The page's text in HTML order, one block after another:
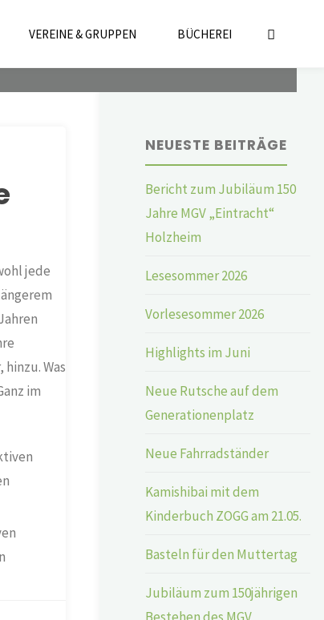
VEREINE & GRUPPEN BÜCHEREI
jede
Was
im
NEUESTE BEITRÄGE
Bericht zum Jubiläum 150
Jahre MGV „Eintracht“
Holzheim
Lesesommer 2026
Vorlesesommer 2026
Highlights im Juni
Neue Rutsche auf dem
Generationenplatz
Neue Fahrradständer
Kamishibai mit dem
Kinderbuch ZOGG am 21.05.
Basteln für den Muttertag
Jubiläum zum 150jährigen
Bestehen des MGV